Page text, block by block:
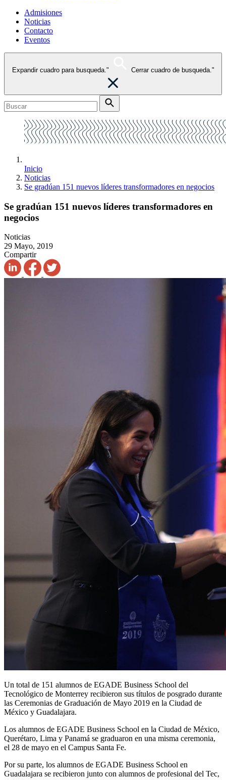
Admisiones
Noticias
Contacto
Eventos
Expandir cuadro para busqueda." Cerrar cuadro de busqueda."
Inicio
Noticias
Se gradúan 151 nuevos líderes transformadores en negocios
Se gradúan 151 nuevos líderes transformadores en
negocios
Noticias
29 Mayo, 2019
Compartir
Un total de 151 alumnos de EGADE Business School del
Tecnológico de Monterrey recibieron sus títulos de posgrado durante
las Ceremonias de Graduación de Mayo 2019 en la Ciudad de
México y Guadalajara.
Los alumnos de EGADE Business School en la Ciudad de México,
Querétaro, Lima y Panamá se graduaron en una misma ceremonia,
el 28 de mayo en el Campus Santa Fe.
Por su parte, los alumnos de EGADE Business School en
Guadalajara se recibieron junto con alumnos de profesional del Tec,